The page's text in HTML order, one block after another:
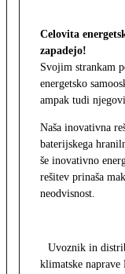
Celovita
zapadejo!
Svojim strankam
energetsko
ampak tudi
Naša inovativna
baterijskega
še inovativno
rešitev prinaša
neodvisnost.
Uvoznik in
klimatske